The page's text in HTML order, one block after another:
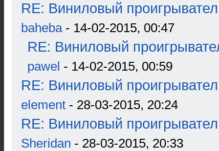
RE: Виниловый
baheba- 14-02-2015, 00:47
RE: Виниловый
pawel - 14-02-2015, 00:59
RE: Виниловый
element - 28-03-2015, 20:24
RE: Виниловый
Sheridan - 28-03-2015, 20:33